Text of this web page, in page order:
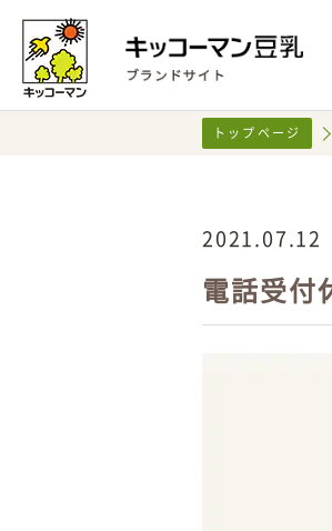
新商品
トップページ
2021.07.12
電話受付